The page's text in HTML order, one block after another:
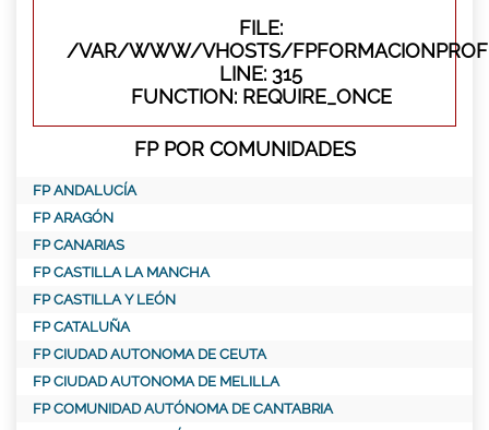
FILE:
/VAR/WWW/VHOSTS/
LINE: 315
FUNCTION: REQUIRE_ONCE
FP POR COMUNIDADES
FP ANDALUCÍA
FP ARAGÓN
FP CANARIAS
FP CASTILLA LA MANCHA
FP CASTILLA Y LEÓN
FP CATALUÑA
FP CIUDAD AUTONOMA DE CEUTA
FP CIUDAD AUTONOMA DE MELILLA
FP COMUNIDAD AUTÓNOMA DE CANTABRIA